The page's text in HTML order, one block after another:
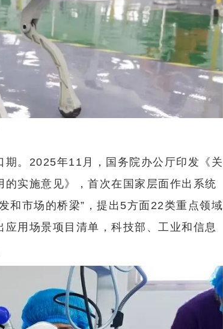
。2025年11月，国务院办公厅印发《关
实施意见》，首次在国家层面作出系统
和市场的桥梁”，提出5方面22类重点领域
用场景项目清单，科技部、工业和信息